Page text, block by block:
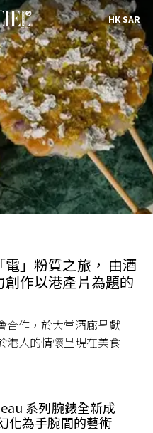
HK SAR
」粉質之旅， 由酒
作以港產片為題的
合作，於大堂酒廊呈獻
港人的情懷呈現在美食
系列腕錶全新成
化為手腕間的藝術